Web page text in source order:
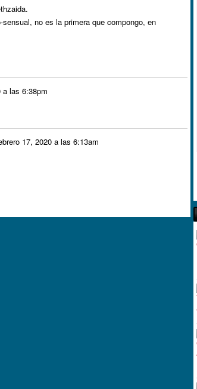
no es la primera que compongo, en
a las 6:38pm
17, 2020 a las 6:13am